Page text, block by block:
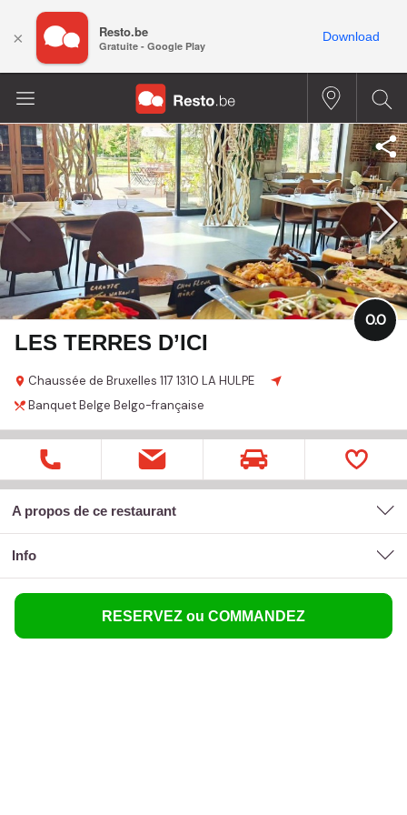
LES TERRES D’ICI
Chaussée de Bruxelles 117 1310 LA HULPE
0.0
BanquetBelge Belgo-française
A propos de ce restaurant
Info
RESERVEZ ou COMMANDEZ
× Resto.be
Gratuite - Google Play
Download